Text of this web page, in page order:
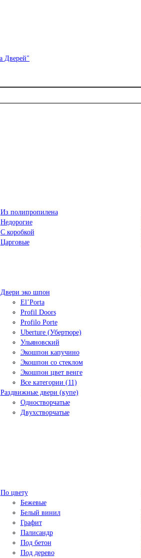
Из полипропилена
Недорогие
С коробкой
Царговые
Двери эко шпон
El’Porta
Profil Doors
Profilo Porte
Uberture (Убертюре)
Ульяновский
Экошпон капучино
Экошпон со стеклом
Экошпон цвет венге
Все категории (11)
Раздвижные двери (купе)
Одностворчатые
Двухстворчатые
По цвету
Бежевые
Белый винил
Графит
Палисандр
Под бетон
Под дерево